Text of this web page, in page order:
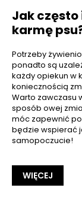
Jak
karmę
Potrzeby
ponadto są
każdy opiekun w
koniecznością
Warto zawczasu
sposób owej
móc zapewnić
będzie wspierać
samopoczucie!
WIĘCEJ